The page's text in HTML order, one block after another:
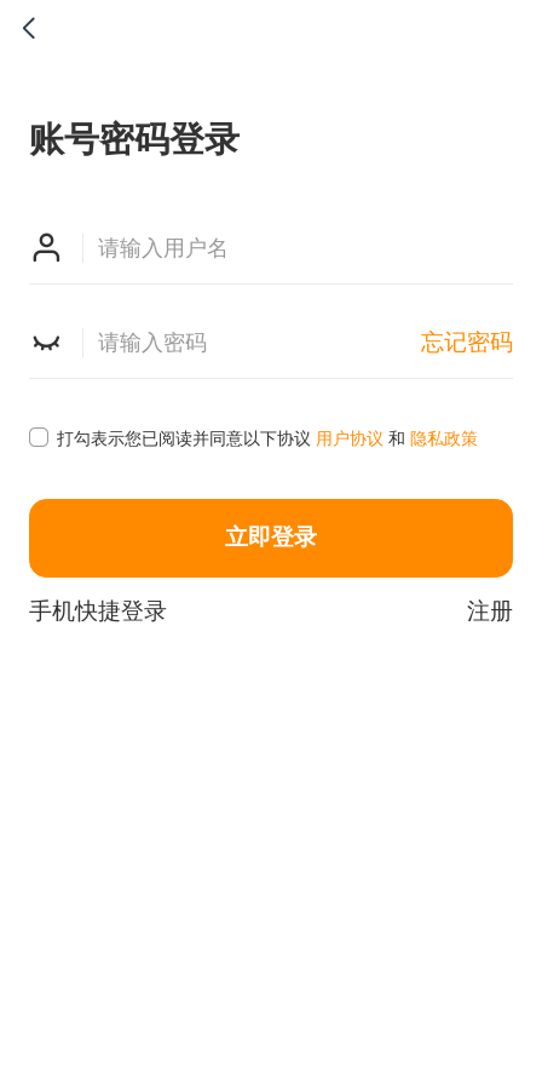

账号密码登录

 忘记密码
 打勾表示您已阅读并同意以下协议 用户协议 和 隐私政策
立即登录
手机快捷登录 注册